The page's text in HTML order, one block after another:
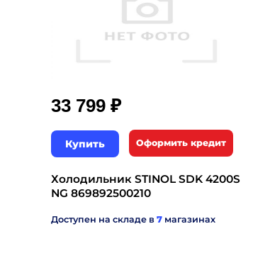
33 799 ₽
Купить Оформить кредит
Холодильник STINOL SDK 4200S
NG 869892500210
Доступен на складе в 7 магазинах